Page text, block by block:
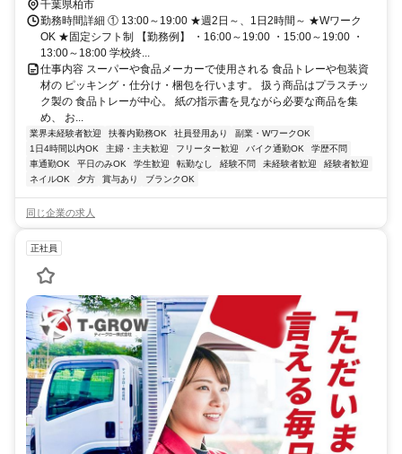
千葉県柏市
勤務時間詳細 ① 13:00～19:00 ★週2日～、1日2時間～ ★Wワーク
OK ★固定シフト制 【勤務例】 ・16:00～19:00 ・15:00～19:00 ・
13:00～18:00 学校終...
仕事内容 スーパーや食品メーカーで使用される 食品トレーや包装資
材の ピッキング・仕分け・梱包を行います。 扱う商品はプラスチッ
ク製の 食品トレーが中心。 紙の指示書を見ながら必要な商品を集
め、 お...
業界未経験者歓迎 扶養内勤務OK 社員登用あり
副業・WワークOK
1日4時間以内OK
主婦・主夫歓迎 フリーター歓迎 バイク通勤OK
学歴不問
車通勤OK
平日のみOK 学生歓迎 転勤なし 経験不問 未経験者歓迎
経験者歓迎
ネイルOK
夕方 賞与あり ブランクOK
同じ企業の求人
正社員